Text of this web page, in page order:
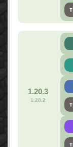
1.20.3
1.20.2